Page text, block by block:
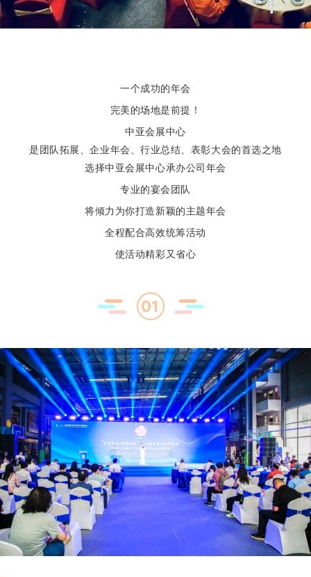
一个成功的年会
完美的场地是前提！
中亚会展中心
是团队拓展、企业年会、行业总结、表彰大会的首选之地
选择中亚会展中心承办公司年会
专业的宴会团队
将倾力为你打造新颖的主题年会
全程配合高效统筹活动
使活动精彩又省心
01